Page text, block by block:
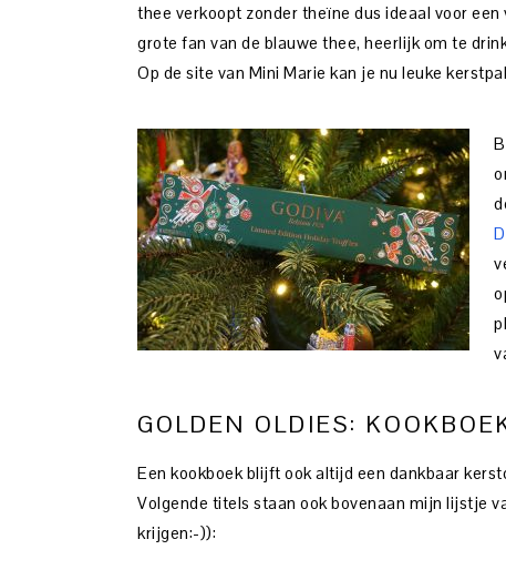
thee verkoopt zonder theïne dus ideaal voor
grote fan van de blauwe thee, heerlijk om te
Op de site van Mini Marie kan je nu leuke
GOLDEN OLDIES:
Een kookboek blijft ook altijd een dankbaar
Volgende titels staan ook bovenaan mijn lijstje
krijgen:-)):